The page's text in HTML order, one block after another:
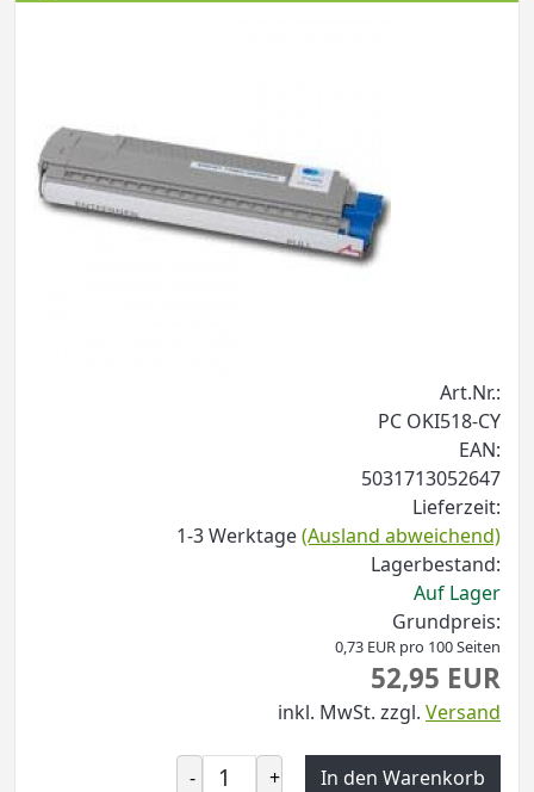
Art.Nr.:
PC OKI518-CY
EAN:
5031713052647
Lieferzeit:
1-3 Werktage(Ausland abweichend)
Lagerbestand:
Auf Lager
Grundpreis:
0,73 EUR pro 100 Seiten
52,95 EUR
inkl. MwSt. zzgl. Versand
- + In den Warenkorb